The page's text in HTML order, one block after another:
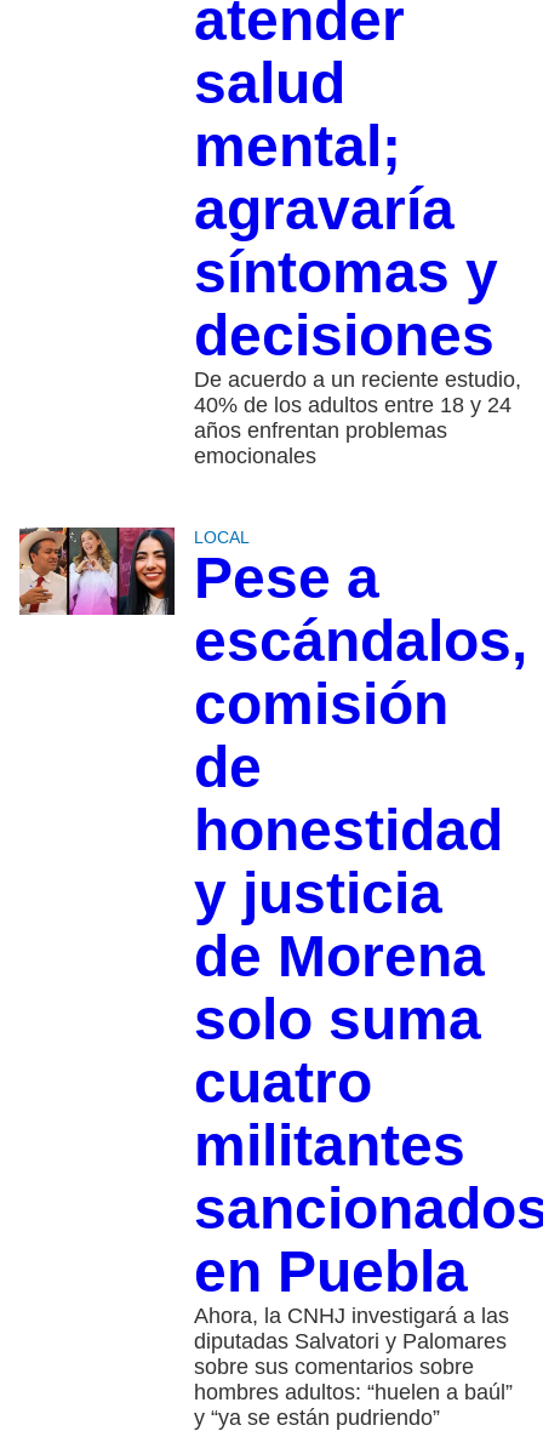
atender
salud
mental;
agravaría
síntomas y
decisiones
De acuerdo a un reciente estudio,
40% de los adultos entre 18 y 24
años enfrentan problemas
emocionales
LOCAL
Pese a
escándalos,
comisión
de
honestidad
y justicia
de Morena
solo suma
cuatro
militantes
en Puebla
Ahora, la CNHJ investigará a las
diputadas Salvatori y Palomares
sobre sus comentarios sobre
hombres adultos: “huelen a baúl”
y “ya se están pudriendo”